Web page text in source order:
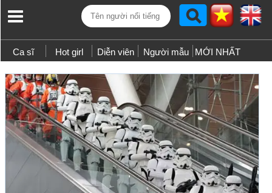
Ca sĩ Hot girl Diễn viên Người mẫu MỚI NHẤT